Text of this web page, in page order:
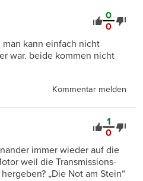
0
0
kann einfach nicht
war. beide kommen nicht
Kommentar melden
1
0
immer wieder auf die
weil die Transmissions-
„Die Not am Stein“